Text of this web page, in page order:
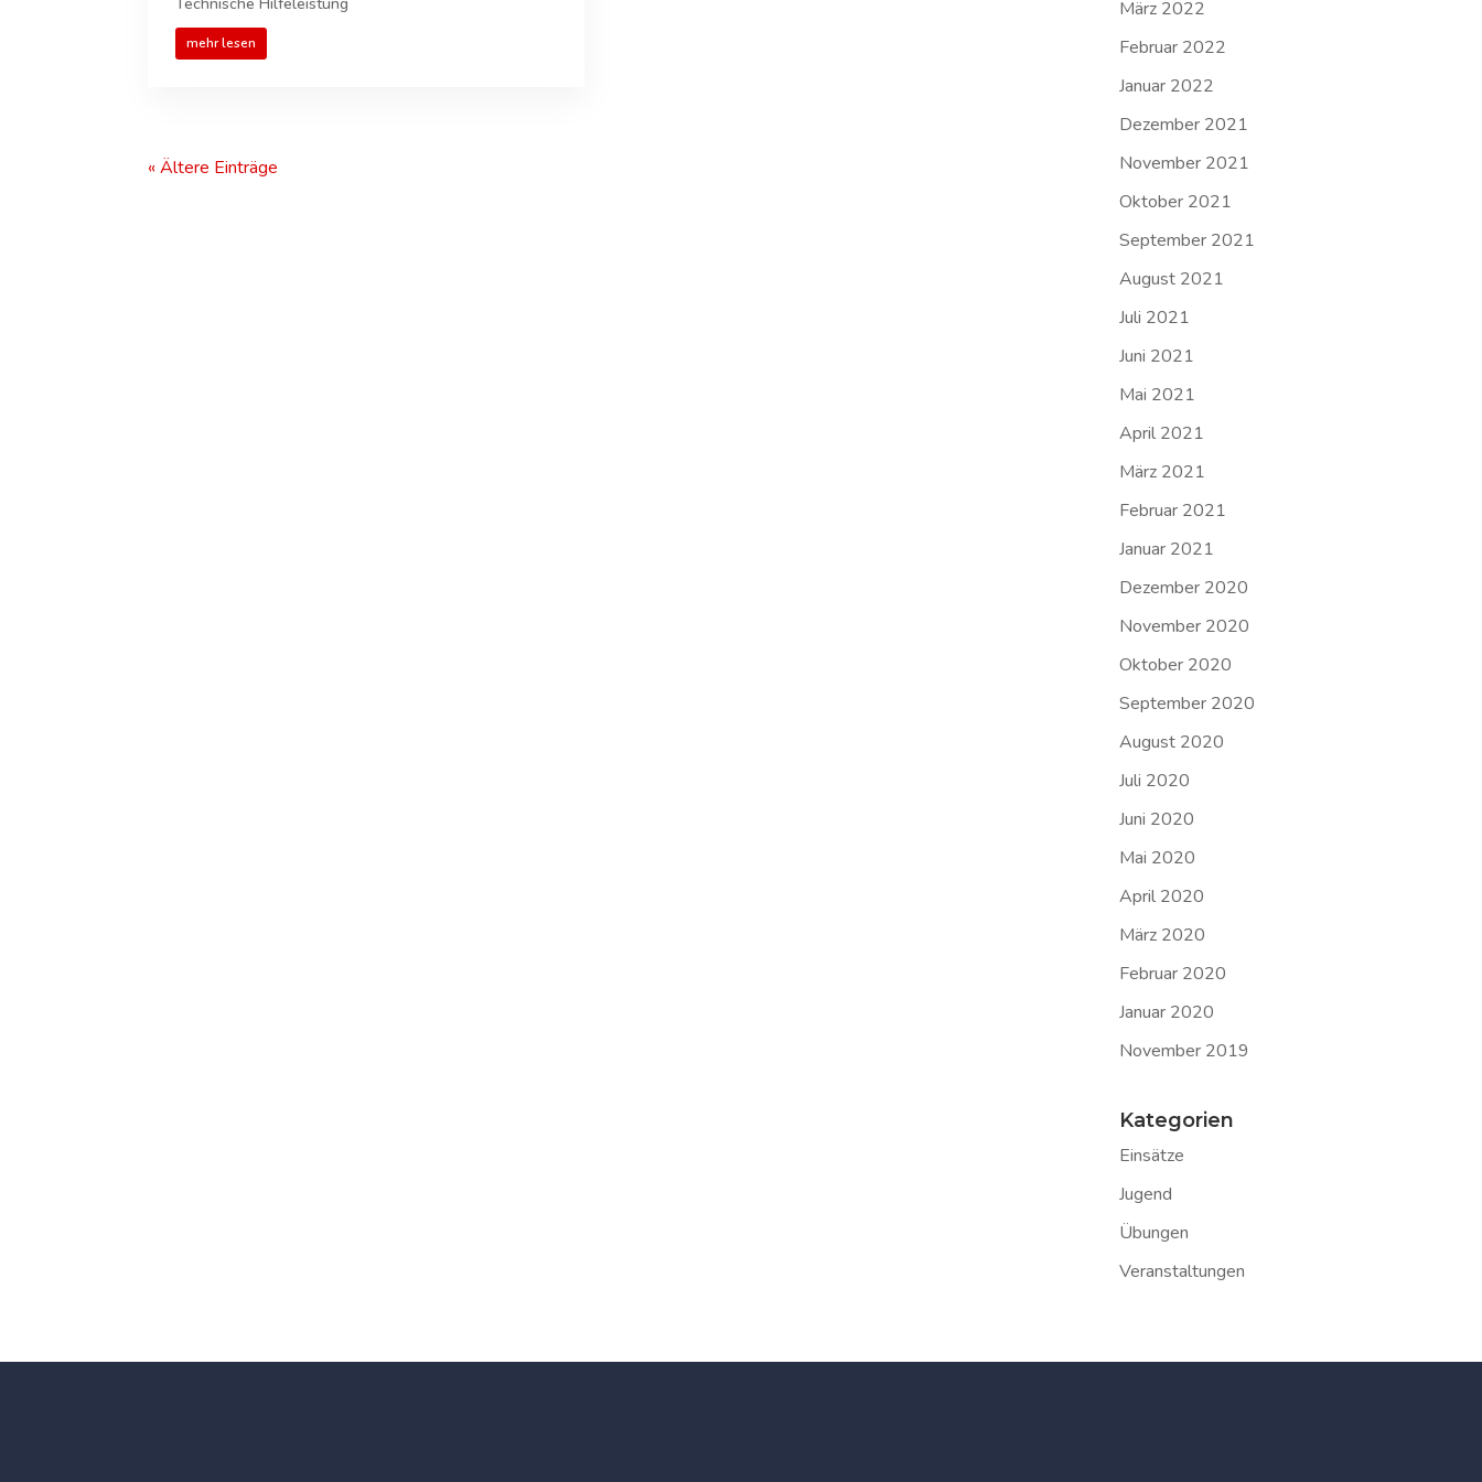
Technische Hilfeleistung
mehr lesen
« Ältere Einträge
März 2022
Februar 2022
Januar 2022
Dezember 2021
November 2021
Oktober 2021
September 2021
August 2021
Juli 2021
Juni 2021
Mai 2021
April 2021
März 2021
Februar 2021
Januar 2021
Dezember 2020
November 2020
Oktober 2020
September 2020
August 2020
Juli 2020
Juni 2020
Mai 2020
April 2020
März 2020
Februar 2020
Januar 2020
November 2019
Kategorien
Einsätze
Jugend
Übungen
Veranstaltungen